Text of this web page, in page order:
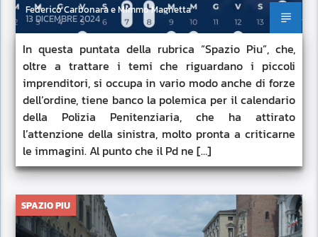
Federico Carbonara e Mimmo Magnetta
13 DICEMBRE 2024
In questa puntata della rubrica “Spazio Piu”, che,
oltre a trattare i temi che riguardano i piccoli
imprenditori, si occupa in vario modo anche di forze
dell’ordine, tiene banco la polemica per il calendario
della Polizia Penitenziaria, che ha attirato
l’attenzione della sinistra, molto pronta a criticarne
le immagini. Al punto che il Pd ne […]
SPAZIO PIU